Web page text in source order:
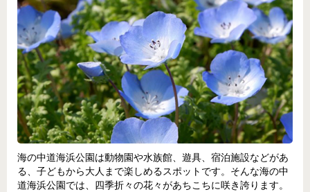
海の中道海浜公園は動物園や水族館、遊具、宿泊施設などがあ
る、子どもから大人まで楽しめるスポットです。そんな海の中
道海浜公園では、四季折々の花々があちこちに咲き誇ります。